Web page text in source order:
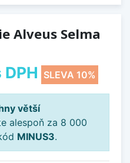
Alveus Selma
DPH SLEVA 10%
větší
alespoň za 8 000
MINUS3.